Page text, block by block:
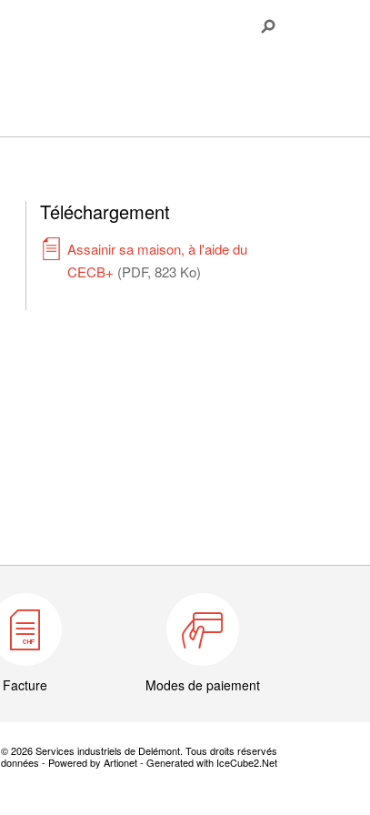
Téléchargement
Assainir sa maison, à l'aide du
CECB+ (PDF, 823 Ko)
Facture Modes de paiement
© 2026 Services industriels de Delémont. Tous droits réservés
- Powered by Artionet- Generated with IceCube2.Net